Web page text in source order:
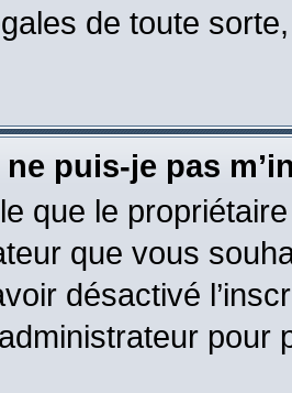
de toute
puis-je pas
que le
que vous
désactivé
pour